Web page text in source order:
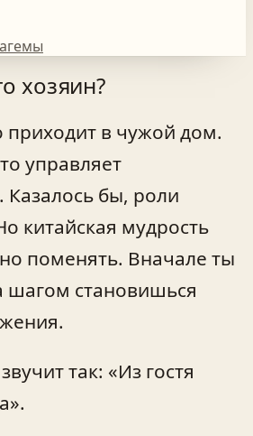
хозяин?
приходит в чужой дом.
управляет
Казалось бы, роли
китайская мудрость
поменять. Вначале ты
шагом становишься
так: «Из гостя